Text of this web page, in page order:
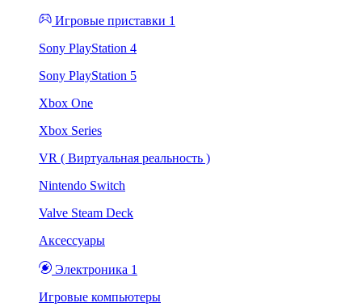
Игровые приставки 1
Sony PlayStation 4
Sony PlayStation 5
Xbox One
Xbox Series
VR ( Виртуальная реальность )
Nintendo Switch
Valve Steam Deck
Аксессуары
Электроника 1
Игровые компьютеры